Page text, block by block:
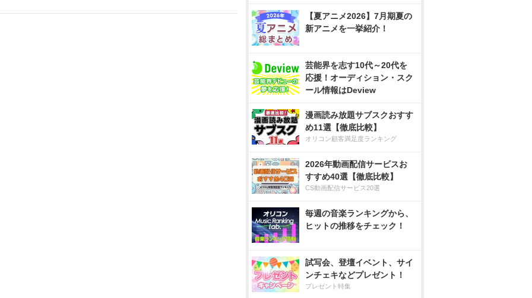
【夏アニメ2026】7月期夏の
新アニメを一挙紹介！
芸能界を志す10代～20代を
応援！オーディション・スク
ール情報はDeview
漫画読み放題サブスクおすす
め11選【徹底比較】
オリコン顧客満足度ランキング
2026年動画配信サービスお
すすめ40選【徹底比較】
CS動画配信サービス20選
毎週の音楽ランキングから、
ヒットの推移をチェック！
試写会、登壇イベント、サイ
ンチェキなどプレゼント！
プレゼント特集